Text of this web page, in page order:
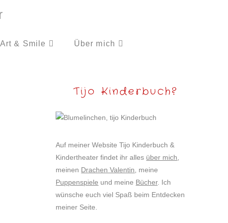
& Smile Über mich
Tijo Kinderbuch?
Auf meiner Website Tijo Kinderbuch &
Kindertheater findet ihr alles über mich
meinen Drachen Valentin , meine
Puppenspiele und meine Bücher. Ich
wünsche euch viel Spaß beim Entdecken
meiner Seite.